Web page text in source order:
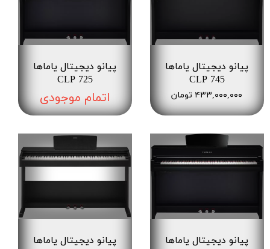
پیانو دیجیتال یاماها
CLP 745
۴۳۳,۰۰۰,۰۰۰ تومان
پیانو دیجیتال یاماها
CLP 725
اتمام موجودی
پیانو دیجیتال یاماها
پیانو دیجیتال یاماها